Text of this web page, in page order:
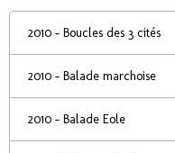
2010 - Boucles des 3 cités
2010 - Balade marchoise
2010 - Balade Eole